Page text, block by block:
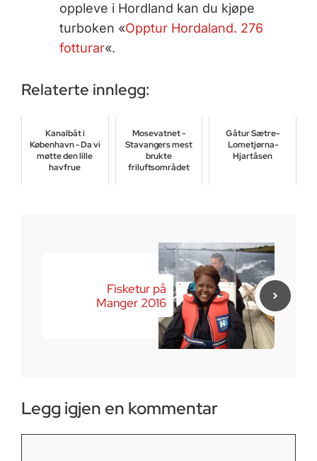
oppleve i Hordland kan du kjøpe
turboken «Opptur Hordaland. 276
fotturar«.
Relaterte innlegg:
Kanalbåt i
København - Da vi
møtte den lille
havfrue
Mosevatnet -
Stavangers mest
brukte
friluftsområdet
Gåtur Sætre-
Lometjørna-
Hjartåsen
Fisketur på
Manger 2016
Legg igjen en kommentar